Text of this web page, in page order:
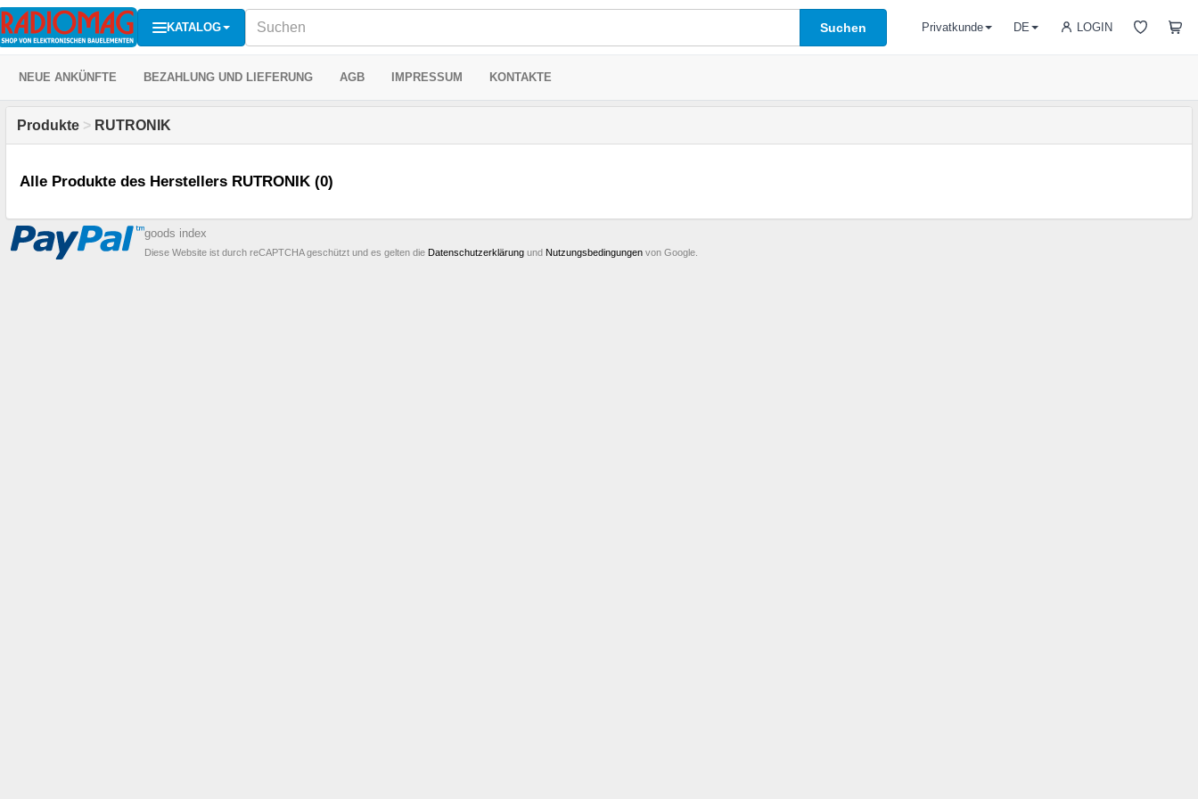
KATALOG Suchen LOGIN
Privatkunde DE
NEUE ANKÜNFTE BEZAHLUNG UND LIEFERUNG AGB IMPRESSUM KONTAKTE
Produkte > RUTRONIK
Alle Produkte des Herstellers RUTRONIK (0)
goods index
Diese Website ist durch reCAPTCHA geschützt und es gelten die Datenschutzerklärung und Nutzungsbedingungen von Google.